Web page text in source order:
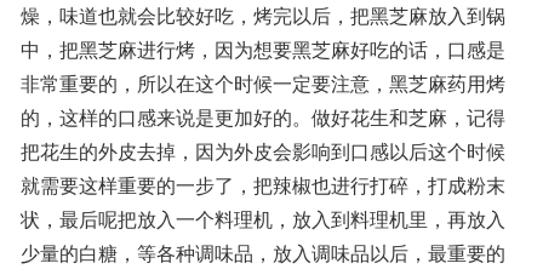
燥，味道也就会比较好吃，烤完以后，把黑芝麻放入到锅
中，把黑芝麻进行烤，因为想要黑芝麻好吃的话，口感是
非常重要的，所以在这个时候一定要注意，黑芝麻药用烤
的，这样的口感来说是更加好的。做好花生和芝麻，记得
把花生的外皮去掉，因为外皮会影响到口感以后这个时候
就需要这样重要的一步了，把辣椒也进行打碎，打成粉末
状，最后呢把放入一个料理机，放入到料理机里，再放入
少量的白糖，等各种调味品，放入调味品以后，最重要的